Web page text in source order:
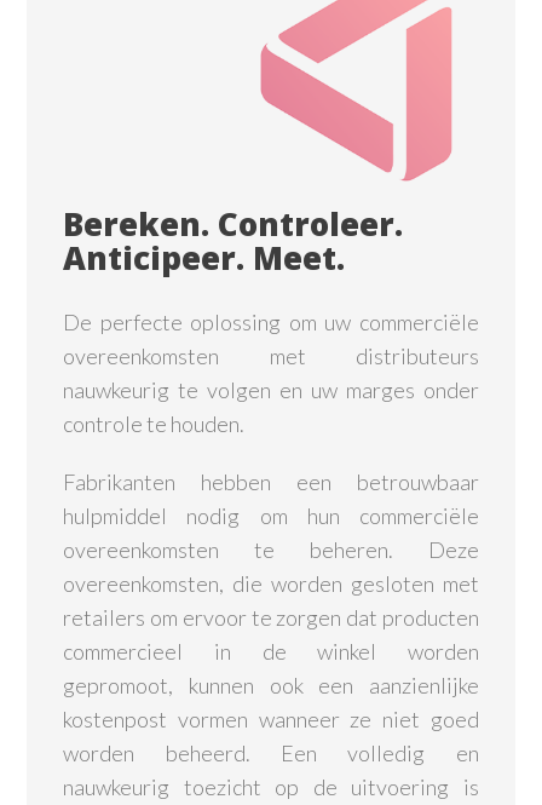
Bereken. Controleer.
Anticipeer. Meet.
De perfecte oplossing om uw commerciële
overeenkomsten met distributeurs
nauwkeurig te volgen en uw marges onder
controle te houden.
Fabrikanten hebben een betrouwbaar
hulpmiddel nodig om hun commerciële
overeenkomsten te beheren. Deze
overeenkomsten, die worden gesloten met
retailers om ervoor te zorgen dat producten
commercieel in de winkel worden
gepromoot, kunnen ook een aanzienlijke
kostenpost vormen wanneer ze niet goed
worden beheerd. Een volledig en
nauwkeurig toezicht op de uitvoering is